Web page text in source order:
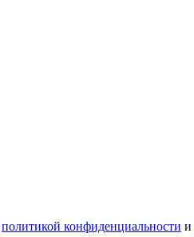
политикой конфиденциальности и